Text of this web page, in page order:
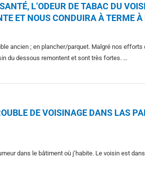
L’ODEUR DE TABAC DU
ET NOUS CONDUIRA À TERME À
ancien ; en plancher/parquet. Malgré nos
du dessous remontent et sont très fortes. …
DE VOISINAGE DANS LAS
dans le bâtiment où j’habite. Le voisin est